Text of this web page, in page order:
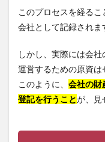
このプロセスを経る
会社として記録されま
しかし、実際には会
運営するための原資は
このように、 会社の財
登記を行うことが、見